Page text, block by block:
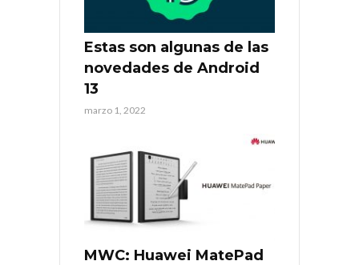
Estas son algunas de las
novedades de Android
13
marzo 1, 2022
MWC: Huawei MatePad